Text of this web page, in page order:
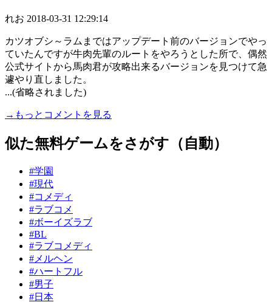
れお 2018-03-31 12:29:14
カツオブシ～ラムまではアップデート前のバージョンでやっ
ていたんですが牛肉先輩のルートをやろうとした所で、偶然
公式サイトから馬肉君が攻略出来るバージョンを見つけて急
遽やり直しました。
...(省略されました)
→もっとコメントを見る
似た無料ゲームをさがす（自動）
#学園
#現代
#コメディ
#ラブコメ
#ボーイズラブ
#BL
#ラブコメディ
#メルヘン
#ハートフル
#男子
#日本